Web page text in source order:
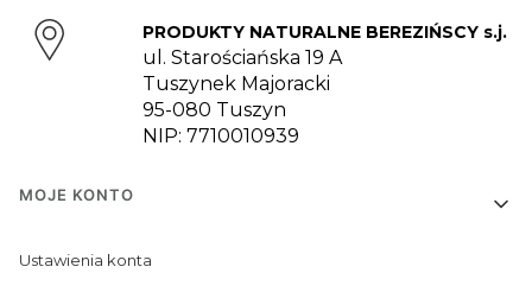
PRODUKTY NATURALNE BEREZIŃSCY s.j.
ul. Starościańska 19 A
Tuszynek Majoracki
95-080 Tuszyn
NIP: 7710010939
Linki w stopce
MOJE KONTO
Ustawienia konta